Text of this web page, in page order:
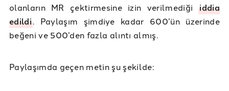
olanların MR çektirmesine izin verilmediğiiddia
edildi. Paylaşım şimdiye kadar 600’ün üzerinde
beğeni ve 500’den fazla alıntı almış.
Paylaşımda geçen metin şu şekilde: